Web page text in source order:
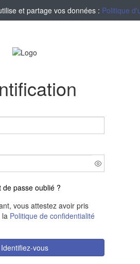
et partage vos données : Politique
de passe oublié ?
vous attestez avoir pris
la Politique de confidentialité
Identifiez-vous